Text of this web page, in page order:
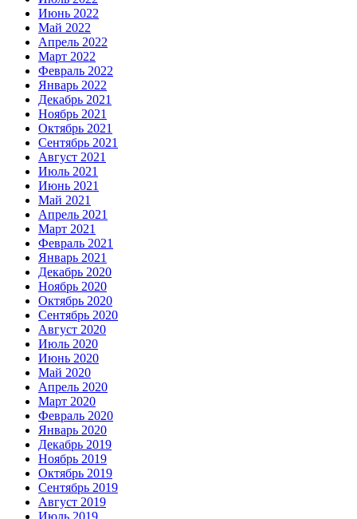
Июнь 2022
Май 2022
Апрель 2022
Март 2022
Февраль 2022
Январь 2022
Декабрь 2021
Ноябрь 2021
Октябрь 2021
Сентябрь 2021
Август 2021
Июль 2021
Июнь 2021
Май 2021
Апрель 2021
Март 2021
Февраль 2021
Январь 2021
Декабрь 2020
Ноябрь 2020
Октябрь 2020
Сентябрь 2020
Август 2020
Июль 2020
Июнь 2020
Май 2020
Апрель 2020
Март 2020
Февраль 2020
Январь 2020
Декабрь 2019
Ноябрь 2019
Октябрь 2019
Сентябрь 2019
Август 2019
Июль 2019